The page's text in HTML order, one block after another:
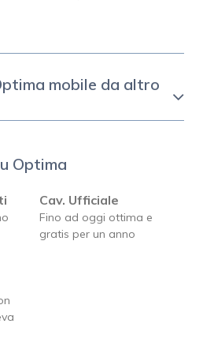
mobile da altro
Optima
Cav. Ufficiale
Fino ad oggi ottima e
gratis per un anno